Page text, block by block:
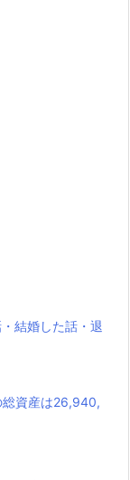
結婚した話・退
総資産は26,940,